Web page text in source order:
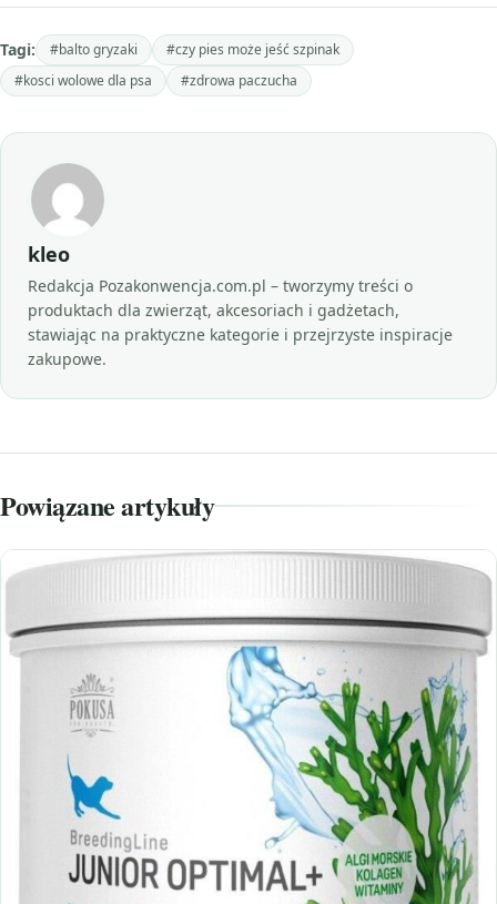
Tagi: #balto gryzaki
#czy pies może jeść szpinak
#kosci wolowe dla psa
#zdrowa paczucha
kleo
Redakcja Pozakonwencja.com.pl – tworzymy treści o
produktach dla zwierząt, akcesoriach i gadżetach,
stawiając na praktyczne kategorie i przejrzyste inspiracje
zakupowe.
Powiązane artykuły